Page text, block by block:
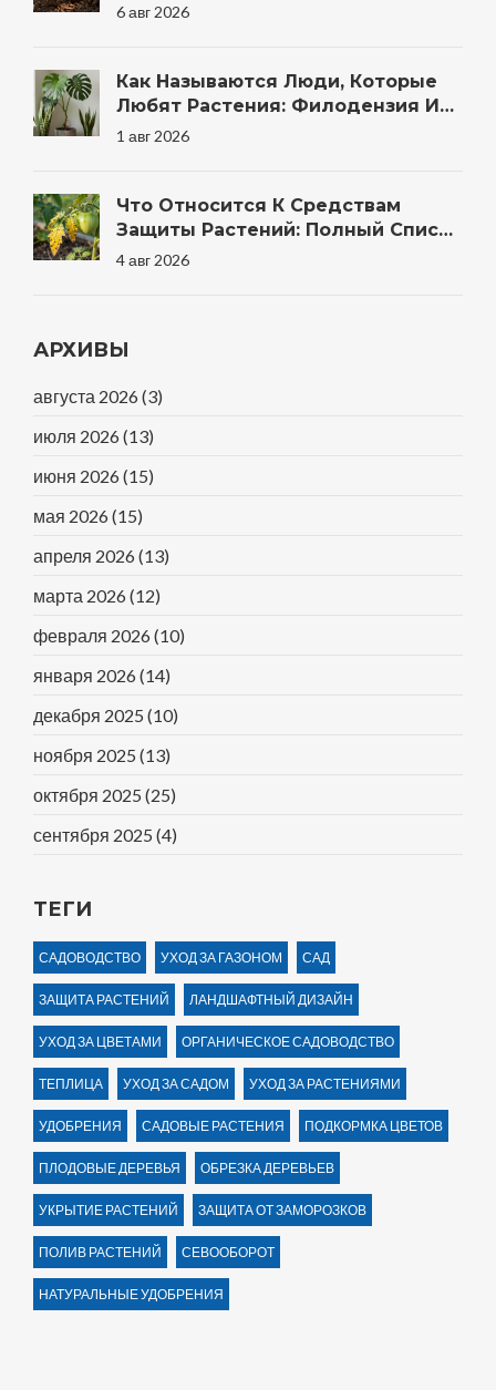
Когда Правильно
6 авг 2026
Как Называются Люди, Которые
Любят Растения: Филодензия И
Другие Термины
1 авг 2026
Что Относится К Средствам
Защиты Растений: Полный Список
Препаратов И Методов Для Сада
4 авг 2026
АРХИВЫ
августа 2026 (3)
июля 2026 (13)
июня 2026 (15)
мая 2026 (15)
апреля 2026 (13)
марта 2026 (12)
февраля 2026 (10)
января 2026 (14)
декабря 2025 (10)
ноября 2025 (13)
октября 2025 (25)
сентября 2025 (4)
ТЕГИ
САДОВОДСТВО УХОД ЗА ГАЗОНОМ САД
ЗАЩИТА РАСТЕНИЙ ЛАНДШАФТНЫЙ ДИЗАЙН
УХОД ЗА ЦВЕТАМИ ОРГАНИЧЕСКОЕ САДОВОДСТВО
ТЕПЛИЦА УХОД ЗА САДОМ УХОД ЗА РАСТЕНИЯМИ
УДОБРЕНИЯ САДОВЫЕ РАСТЕНИЯ ПОДКОРМКА ЦВЕТОВ
ПЛОДОВЫЕ ДЕРЕВЬЯ ОБРЕЗКА ДЕРЕВЬЕВ
УКРЫТИЕ РАСТЕНИЙ ЗАЩИТА ОТ ЗАМОРОЗКОВ
ПОЛИВ РАСТЕНИЙ СЕВООБОРОТ
НАТУРАЛЬНЫЕ УДОБРЕНИЯ